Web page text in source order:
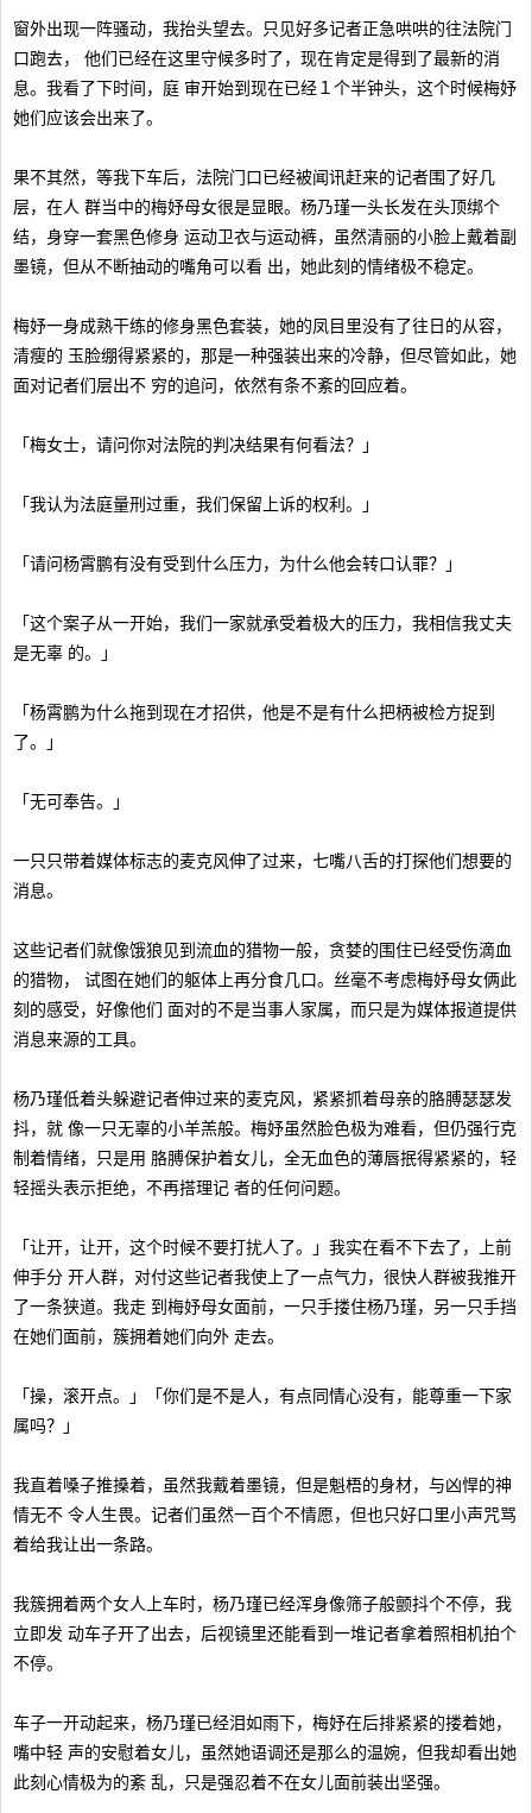
窗外出现一阵骚动，我抬头望去。只见好多记者正急哄哄的往法院门
口跑去， 他们已经在这里守候多时了，现在肯定是得到了最新的消
息。我看了下时间，庭 审开始到现在已经１个半钟头，这个时候梅妤
她们应该会出来了。
果不其然，等我下车后，法院门口已经被闻讯赶来的记者围了好几
层，在人 群当中的梅妤母女很是显眼。杨乃瑾一头长发在头顶绑个
结，身穿一套黑色修身 运动卫衣与运动裤，虽然清丽的小脸上戴着副
墨镜，但从不断抽动的嘴角可以看 出，她此刻的情绪极不稳定。
梅妤一身成熟干练的修身黑色套装，她的凤目里没有了往日的从容，
清瘦的 玉脸绷得紧紧的，那是一种强装出来的冷静，但尽管如此，她
面对记者们层出不 穷的追问，依然有条不紊的回应着。
「梅女士，请问你对法院的判决结果有何看法？」
「我认为法庭量刑过重，我们保留上诉的权利。」
「请问杨霄鹏有没有受到什么压力，为什么他会转口认罪？」
「这个案子从一开始，我们一家就承受着极大的压力，我相信我丈夫
是无辜 的。」
「杨霄鹏为什么拖到现在才招供，他是不是有什么把柄被检方捉到
了。」
「无可奉告。」
一只只带着媒体标志的麦克风伸了过来，七嘴八舌的打探他们想要的
消息。
这些记者们就像饿狼见到流血的猎物一般，贪婪的围住已经受伤滴血
的猎物， 试图在她们的躯体上再分食几口。丝毫不考虑梅妤母女俩此
刻的感受，好像他们 面对的不是当事人家属，而只是为媒体报道提供
消息来源的工具。
杨乃瑾低着头躲避记者伸过来的麦克风，紧紧抓着母亲的胳膊瑟瑟发
抖，就 像一只无辜的小羊羔般。梅妤虽然脸色极为难看，但仍强行克
制着情绪，只是用 胳膊保护着女儿，全无血色的薄唇抿得紧紧的，轻
轻摇头表示拒绝，不再搭理记 者的任何问题。
「让开，让开，这个时候不要打扰人了。」我实在看不下去了，上前
伸手分 开人群，对付这些记者我使上了一点气力，很快人群被我推开
了一条狭道。我走 到梅妤母女面前，一只手搂住杨乃瑾，另一只手挡
在她们面前，簇拥着她们向外 走去。
「操，滚开点。」「你们是不是人，有点同情心没有，能尊重一下家
属吗？」
我直着嗓子推搡着，虽然我戴着墨镜，但是魁梧的身材，与凶悍的神
情无不 令人生畏。记者们虽然一百个不情愿，但也只好口里小声咒骂
着给我让出一条路。
我簇拥着两个女人上车时，杨乃瑾已经浑身像筛子般颤抖个不停，我
立即发 动车子开了出去，后视镜里还能看到一堆记者拿着照相机拍个
不停。
车子一开动起来，杨乃瑾已经泪如雨下，梅妤在后排紧紧的搂着她，
嘴中轻 声的安慰着女儿，虽然她语调还是那么的温婉，但我却看出她
此刻心情极为的紊 乱，只是强忍着不在女儿面前装出坚强。